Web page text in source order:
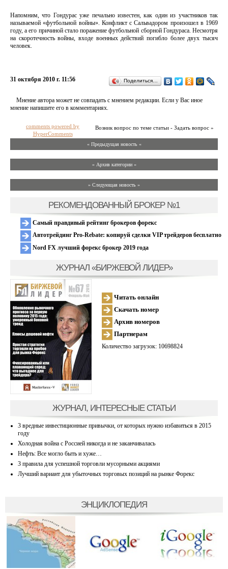
Напомним, что Гондурас уже печально известен, как один из участников так
называемой «футбольной войны». Конфликт с Сальвадором произошел в 1969
году, а его причиной стало поражение футбольной сборной Гондураса. Несмотря
на скоротечность войны, входе военных действий погибло более двух тысяч
человек.
31 октября 2010 г. 11:56 Поделиться…
Мнение автора может не совпадать с мнением редакции. Если у Вас иное
мнение напишите его в комментариях.
Возник вопрос по теме статьи - Задать вопрос »
comments powered by
HyperComments
« Предыдущая новость «
» Архив категории «
» Следующая новость »
РЕКОМЕНДОВАННЫЙ БРОКЕР №1
Самый правдивый рейтинг брокеров форекс
Автотрейдинг Pro-Rebate: копируй сделки VIP трейдеров бесплатно
Nord FX лучший форекс брокер 2019 года
ЖУРНАЛ «БИРЖЕВОЙ ЛИДЕР»
Читать онлайн
Скачать номер
Архив номеров
Партнерам
Количество загрузок: 10698824
ЖУРНАЛ, ИНТЕРЕСНЫЕ СТАТЬИ
3 вредные инвестиционные привычки, от которых нужно избавиться в 2015
году
Холодная война с Россией никогда и не заканчивалась
Нефть: Все могло быть и хуже…
3 правила для успешной торговли мусорными акциями
Лучший вариант для убыточных торговых позиций на рынке Форекс
ЭНЦИКЛОПЕДИЯ